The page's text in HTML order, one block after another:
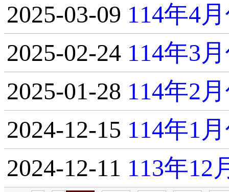
2025-03-09 114年4
2025-02-24 114年3
2025-01-28 114年2
2024-12-15 114年1
2024-12-11 113年12